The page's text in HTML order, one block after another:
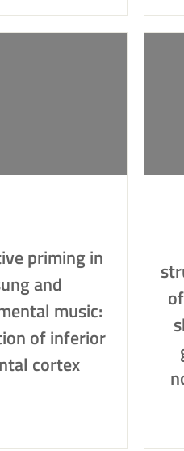
priming in
and
music:
of inferior
cortex